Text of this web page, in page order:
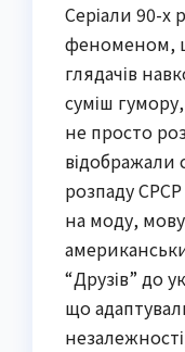
Серіали 90-х
феноменом,
глядачів
суміш
не просто
відображали
розпаду СРСР
на моду, мову
“Друзів” до
що